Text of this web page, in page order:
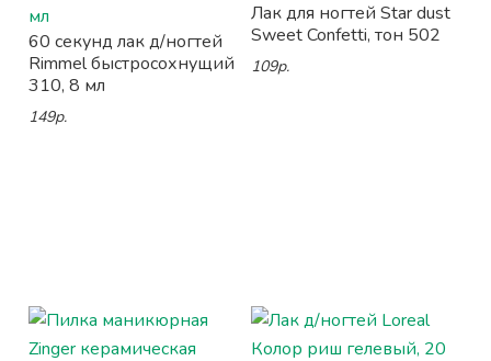
60 секунд лак д/ногтей
Rimmel быстросохнущий
310, 8 мл
149р.
Лак для ногтей Star dust
Sweet Confetti, тон 502
109р.